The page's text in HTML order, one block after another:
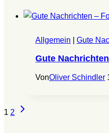
Allgemein Gute
Gute
VonOliver Schindler
Seitennavigation
1 2
Nächste